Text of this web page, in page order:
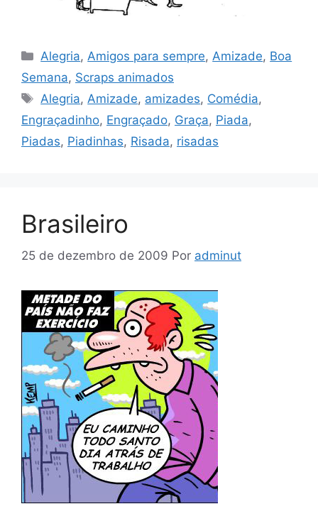
Categorias
Alegria,Amigos para sempre,Amizade, Boa
Semana, Scraps animados
Tags
Alegria,Amizade, amizades, Comédia,
Engraçadinho, Engraçado, Graça, Piada,
Piadas, Piadinhas, Risada, risadas
Brasileiro
25 de dezembro de 2009 Por adminut